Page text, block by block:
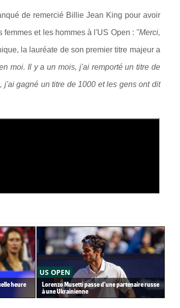
de remercié Billie Jean King pour avoir
femmes et les hommes à l'US Open : "Merci,
la lauréate de son premier titre majeur a
moi. Il y a un mois, j'ai remporté un titre de
gagné un titre de 1000 et les gens ont dit
heure
US OPEN
Lorenzo Musetti passe d'une partenaire russe
à une Ukrainienne